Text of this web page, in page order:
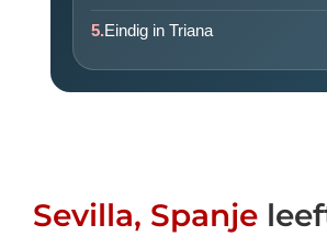
5.Eindig in Triana
Sevilla, Spanje